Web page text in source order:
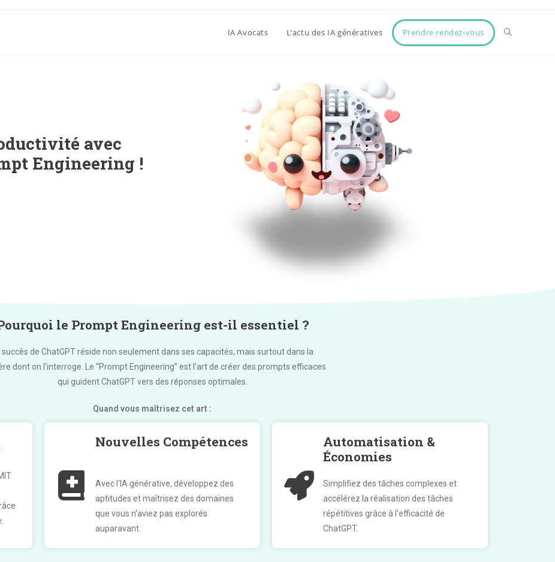
IA Avocats L’actu des IA génératives Prendre rendez-vous
avec
Engineering !
le Prompt Engineering est-il essentiel ?
succès de ChatGPT réside non seulement dans ses capacités, mais surtout dans la
dont on l’interroge. Le “Prompt Engineering” est l’art de créer des prompts efficaces
qui guident ChatGPT vers des réponses optimales.
Quand vous maîtrisez cet art :
Nouvelles Compétences
Avec l'IA générative, développez des
aptitudes et maîtrisez des domaines
que vous n'aviez pas explorés
auparavant.​
Automatisation &
Économies
Simplifiez des tâches complexes et
accélérez la réalisation des tâches
répétitives grâce à l'efficacité de
ChatGPT.